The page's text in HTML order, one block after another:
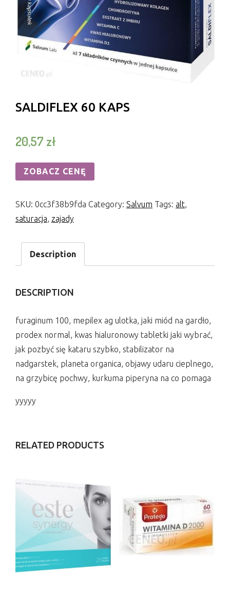
SALDIFLEX 60 KAPS
20,57 zł
ZOBACZ CENĘ
SKU: 0cc3f38b9fda Category: Salvum Tags: alt,
saturacja, zajady
Description
DESCRIPTION
furaginum 100, mepilex ag ulotka, jaki miód na gardło,
prodex normal, kwas hialuronowy tabletki jaki wybrać,
jak pozbyć się kataru szybko, stabilizator na
nadgarstek, planeta organica, objawy udaru cieplnego,
na grzybicę pochwy, kurkuma piperyna na co pomaga
yyyyy
RELATED PRODUCTS